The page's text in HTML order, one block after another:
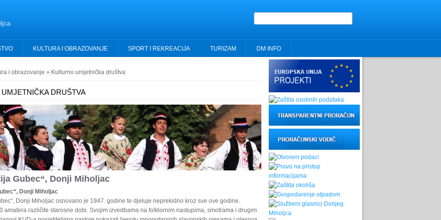
Obrazac pretrage
KULTURA I OBRAZOVANJE SPORT I REKREACIJA TURIZAM DM INFO
i obrazovanje » Kulturno umjetnička društva
DRUŠTVA
Gubec“, Donji Miholjac
Donji Miholjac
Donji Miholjac osnovano je 1947. godine te djeluje neprekidno kroz sve ove godine.
amatera različite starosne dobi. Svojim izvedbama na folklornim nastupima, smotrama i drugim